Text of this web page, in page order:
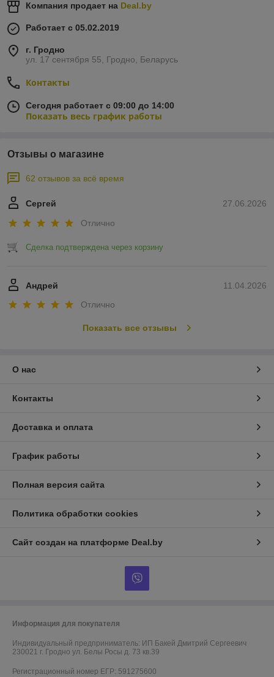
Компания продает на Deal.by
Работает с 05.02.2019
г. Гродно
ул. 17 сентября 55, Гродно, Беларусь
Контакты
Сегодня работает с 09:00 до 14:00
Показать весь график работы
Отзывы о магазине
62 отзывов за всё время
27.06.2026
Сергей
Отлично
Сделка подтверждена через корзину
11.04.2026
Андрей
Отлично
Показать все отзывы
О нас
Контакты
Доставка и оплата
График работы
Полная версия сайта
Политика обработки cookies
Сайт создан на платформе Deal.by
Информация для покупателя
Индивидуальный предприниматель: ИП Бакей Дмитрий Сергеевич
230021 г. Гродно ул. Белы Росы д. 73 кв.39
Регистрационный номер ЕГР: 591275600